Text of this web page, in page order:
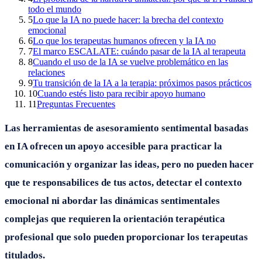
todo el mundo
5Lo que la IA no puede hacer: la brecha del contexto
emocional
6Lo que los terapeutas humanos ofrecen y la IA no
7El marco ESCALATE: cuándo pasar de la IA al terapeuta
8Cuando el uso de la IA se vuelve problemático en las
relaciones
9Tu transición de la IA a la terapia: próximos pasos prácticos
10Cuando estés listo para recibir apoyo humano
11Preguntas Frecuentes
Las herramientas de asesoramiento sentimental basadas
en IA ofrecen un apoyo accesible para practicar la
comunicación y organizar las ideas, pero no pueden hacer
que te responsabilices de tus actos, detectar el contexto
emocional ni abordar las dinámicas sentimentales
complejas que requieren la orientación terapéutica
profesional que solo pueden proporcionar los terapeutas
titulados.